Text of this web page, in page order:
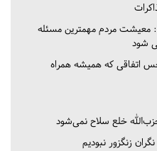
معیشت مردم مهمترین مسئله
شود
اتفاقی که همیشه همراه
خلع سلاح نمی‌شود
زنگزور نبودیم